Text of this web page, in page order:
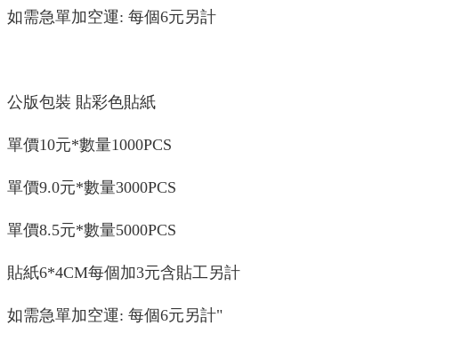
如需急單加空運: 每個6元另計
公版包裝 貼彩色貼紙
單價10元*數量1000PCS
單價9.0元*數量3000PCS
單價8.5元*數量5000PCS
貼紙6*4CM每個加3元含貼工另計
如需急單加空運: 每個6元另計"